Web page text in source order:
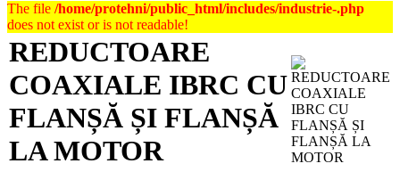
The file /home/protehni/public_html/includes/industrie-.php
does not exist or is not readable!
REDUCTOARE
COAXIALE IBRC CU
FLANȘĂ ȘI FLANȘĂ
LA MOTOR